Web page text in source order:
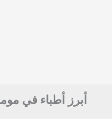
أبرز أطباء في